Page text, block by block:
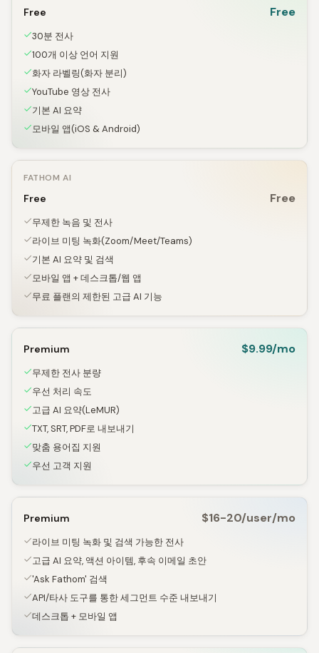
Free Free
30분 전사
100개 이상 언어 지원
화자 라벨링(화자 분리)
YouTube 영상 전사
기본 AI 요약
모바일 앱(iOS & Android)
FATHOM AI
Free Free
무제한 녹음 및 전사
라이브 미팅 녹화(Zoom/Meet/Teams)
기본 AI 요약 및 검색
모바일 앱 + 데스크톱/웹 앱
무료 플랜의 제한된 고급 AI 기능
Premium $9.99/mo
무제한 전사 분량
우선 처리 속도
고급 AI 요약(LeMUR)
TXT, SRT, PDF로 내보내기
맞춤 용어집 지원
우선 고객 지원
Premium $16-20/user/mo
라이브 미팅 녹화 및 검색 가능한 전사
고급 AI 요약, 액션 아이템, 후속 이메일 초안
'Ask Fathom' 검색
API/타사 도구를 통한 세그먼트 수준 내보내기
데스크톱 + 모바일 앱